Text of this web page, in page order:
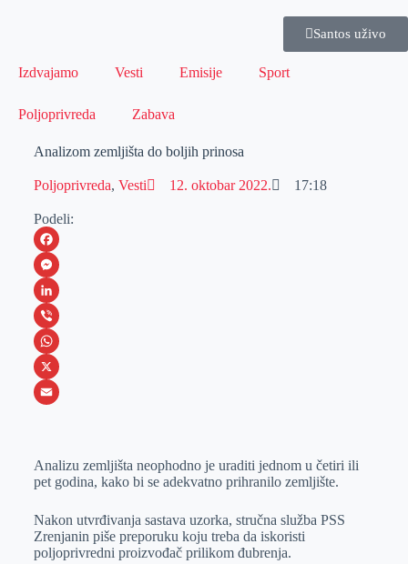
Santos uživo
Izdvajamo Vesti Emisije Sport
Poljoprivreda Zabava
Analizom zemljišta do boljih prinosa
Poljoprivreda, Vesti 12. oktobar 2022. 17:18
Podeli:
F
a
c
e
b
o
M
e
s
s
e
e
r
L
i
n
k
I
n
V
i
b
W
h
s
A
p
p
X
a
i
l
Analizu zemljišta neophodno je uraditi jednom u četiri ili
pet godina, kako bi se adekvatno prihranilo zemljište.
Nakon utvrđivanja sastava uzorka, stručna služba PSS
Zrenjanin piše preporuku koju treba da iskoristi
poljoprivredni proizvođač prilikom đubrenja.